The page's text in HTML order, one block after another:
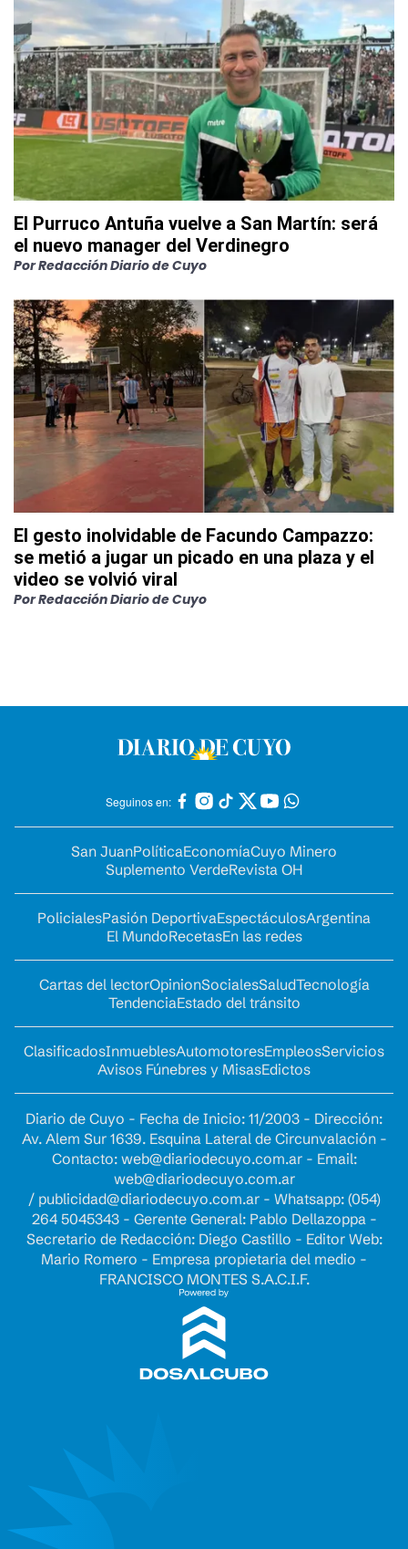
El Purruco Antuña vuelve a San Martín: será
el nuevo manager del Verdinegro
PorRedacción Diario de Cuyo
El gesto inolvidable de Facundo Campazzo:
se metió a jugar un picado en una plaza y el
video se volvió viral
PorRedacción Diario de Cuyo
Seguinos en:
San JuanPolíticaEconomíaCuyo Minero
Suplemento VerdeRevista OH
PolicialesPasión DeportivaEspectáculosArgentina
El MundoRecetasEn las redes
Cartas del lectorOpinionSocialesSaludTecnología
TendenciaEstado del tránsito
ClasificadosInmueblesAutomotoresEmpleosServicios
Avisos Fúnebres y MisasEdictos
Diario de Cuyo - Fecha de Inicio: 11/2003 - Dirección:
Av. Alem Sur 1639. Esquina Lateral de Circunvalación -
Contacto: web@diariodecuyo.com.ar- Email:
web@diariodecuyo.com.ar
/ publicidad@diariodecuyo.com.ar- Whatsapp: (054)
264 5045343 - Gerente General: Pablo Dellazoppa -
Secretario de Redacción: Diego Castillo - Editor Web:
Mario Romero - Empresa propietaria del medio -
FRANCISCO MONTES S.A.C.I.F.